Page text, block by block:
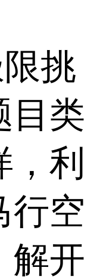
挑
目类
，利
行空
解开